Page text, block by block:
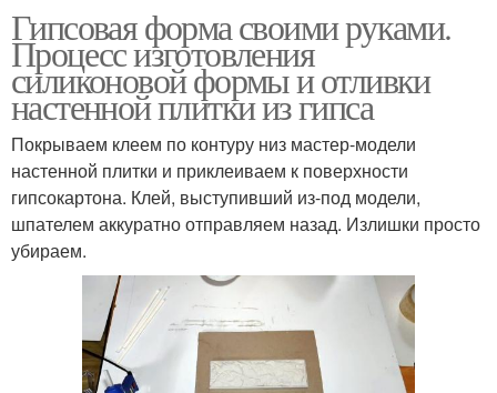
Гипсовая форма своими руками.
Процесс изготовления
силиконовой формы и отливки
настенной плитки из гипса
Покрываем клеем по контуру низ мастер-модели
настенной плитки и приклеиваем к поверхности
гипсокартона. Клей, выступивший из-под модели,
шпателем аккуратно отправляем назад. Излишки просто
убираем.